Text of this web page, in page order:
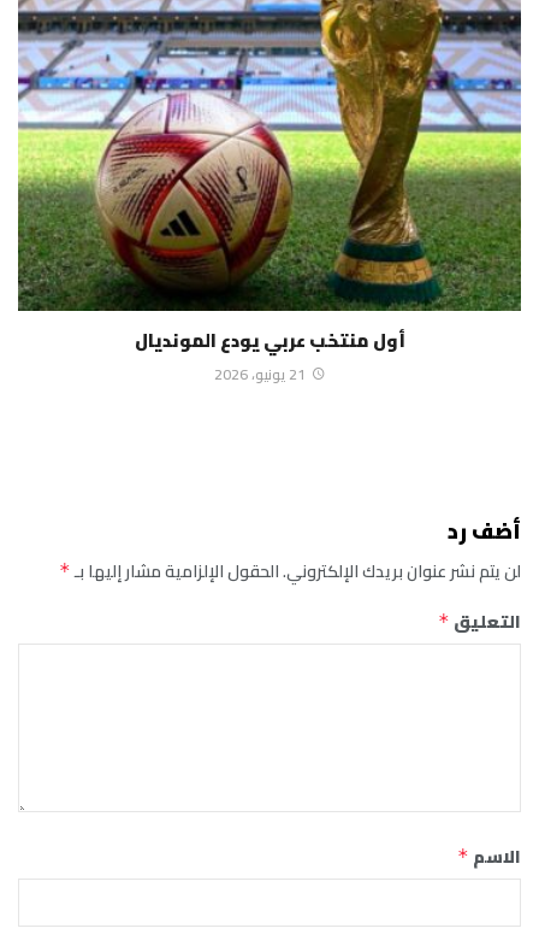
أول منتخب عربي يودع المونديال
21 يونيو، 2026
أضف رد
لن يتم نشر عنوان بريدك الإلكتروني.الحقول الإلزامية مشار إليها بـ*
التعليق *
الاسم *